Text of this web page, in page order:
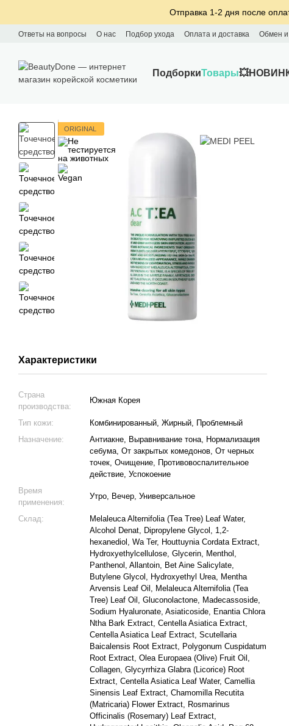
Отправка 1-2 дня после
Ответы на вопросы О нас Подбор ухода Оплата и доставка Обмен и
ПодборкиТовары
ORIGINAL
Характеристики
Страна
производства:
Южная Корея
Тип кожи:
Комбинированный, Жирный, Проблемный
Назначение:
Антиакне, Выравнивание тона, Нормализация
себума, От закрытых комедонов, От черных
точек, Очищение, Противовоспалительное
действие, Успокоение
Время
применения:
Утро, Вечер, Универсальное
Склад:
Melaleuca Alternifolia (Tea Tree) Leaf Water,
Alcohol Denat, Dipropylene Glycol, 1,2-
hexanediol, Wa Ter, Houttuynia Cordata Extract,
Hydroxyethylcellulose, Glycerin, Menthol,
Panthenol, Allantoin, Bet Aine Salicylate,
Butylene Glycol, Hydroxyethyl Urea, Mentha
Arvensis Leaf Oil, Melaleuca Alternifolia (Tea
Tree) Leaf Oil, Gluconolactone, Madecassoside,
Sodium Hyaluronate, Asiaticoside, Enantia Chlora
Ntha Bark Extract, Centella Asiatica Extract,
Centella Asiatica Leaf Extract, Scutellaria
Baicalensis Root Extract, Polygonum Cuspidatum
Root Extract, Olea Europaea (Olive) Fruit Oil,
Collagen, Glycyrrhiza Glabra (Licorice) Root
Extract, Centella Asiatica Leaf Water, Camellia
Sinensis Leaf Extract, Chamomilla Recutita
(Matricaria) Flower Extract, Rosmarinus
Officinalis (Rosemary) Leaf Extract,